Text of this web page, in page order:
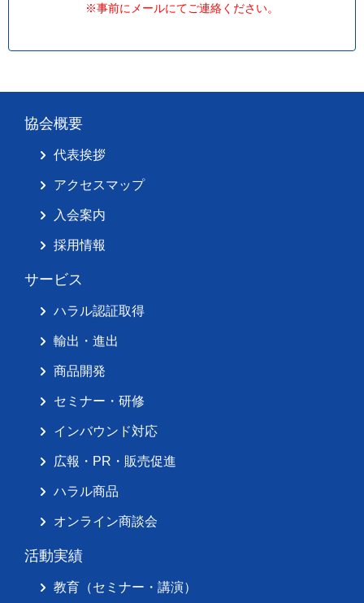
※事前にメールにてご連絡ください。
協会概要
代表挨拶
アクセスマップ
入会案内
採用情報
サービス
ハラル認証取得
輸出・進出
商品開発
セミナー・研修
インバウンド対応
広報・PR・販売促進
ハラル商品
オンライン商談会
活動実績
教育（セミナー・講演）